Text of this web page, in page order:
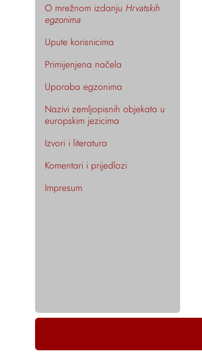
O mrežnom izdanju Hrvatskih
egzonima
Upute korisnicima
Primijenjena načela
Uporaba egzonima
Nazivi zemljopisnih objekata u
europskim jezicima
Izvori i literatura
Komentari i prijedlozi
Impresum